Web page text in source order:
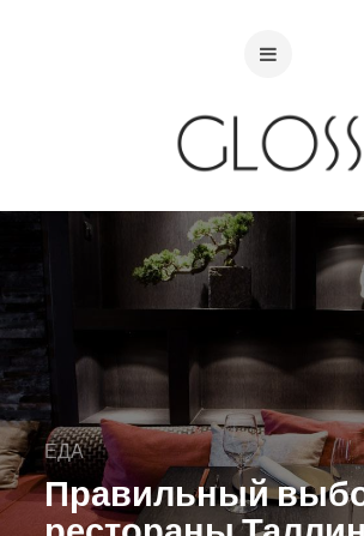
ЕДА
Правильный